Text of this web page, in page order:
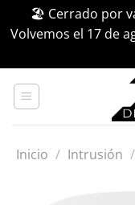
🏖️ Cerrado por
Volvemos el 17 de
Inicio / Intrusión /